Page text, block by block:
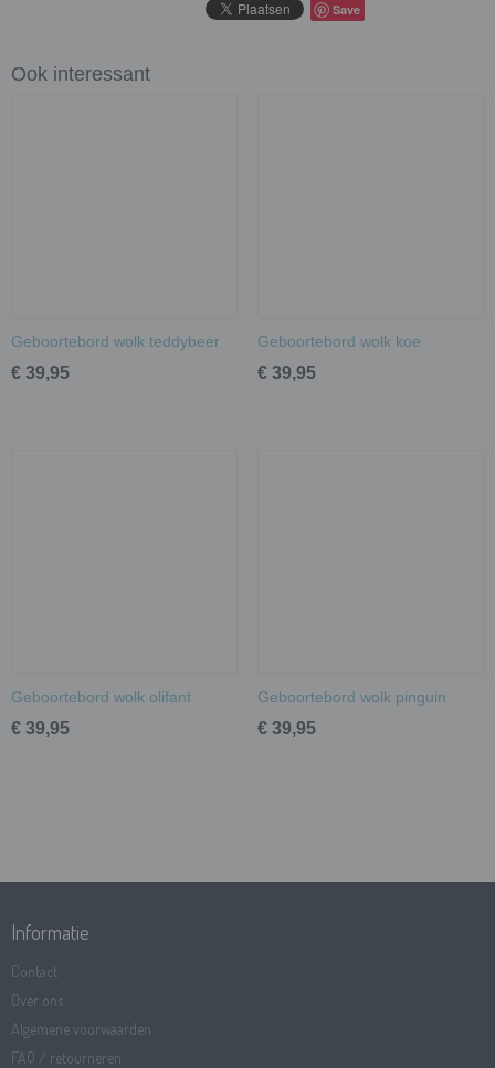
Save
Ook interessant
Geboortebord wolk teddybeer
€ 39,95
Geboortebord wolk koe
€ 39,95
Geboortebord wolk olifant
€ 39,95
Geboortebord wolk pinguin
€ 39,95
Informatie
Contact
Over ons
Algemene voorwaarden
FAQ / retourneren